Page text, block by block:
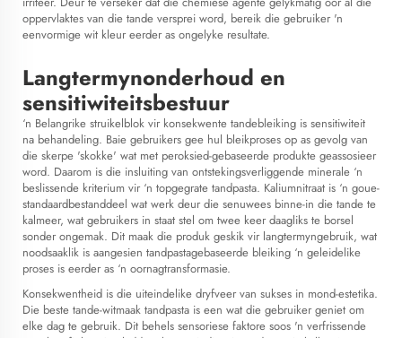
oppervlaktes van die tande versprei word, bereik die gebruiker 'n
eenvormige wit kleur eerder as ongelyke resultate.
Langtermynonderhoud en
sensitiwiteitsbestuur
‘n Belangrike struikelblok vir konsekwente tandebleiking is sensitiwiteit
na behandeling. Baie gebruikers gee hul bleikproses op as gevolg van
die skerpe 'skokke' wat met peroksied-gebaseerde produkte geassosieer
word. Daarom is die insluiting van ontstekingsverliggende minerale ‘n
beslissende kriterium vir ‘n topgegrate tandpasta. Kaliumnitraat is ‘n goue-
standaardbestanddeel wat werk deur die senuwees binne-in die tande te
kalmeer, wat gebruikers in staat stel om twee keer daagliks te borsel
sonder ongemak. Dit maak die produk geskik vir langtermyngebruik, wat
noodsaaklik is aangesien tandpastagebaseerde bleiking ‘n geleidelike
proses is eerder as ‘n oornagtransformasie.
Konsekwentheid is die uiteindelike dryfveer van sukses in mond-estetika.
Die beste tande-witmaak tandpasta is een wat die gebruiker geniet om
elke dag te gebruik. Dit behels sensoriese faktore soos 'n verfrissende